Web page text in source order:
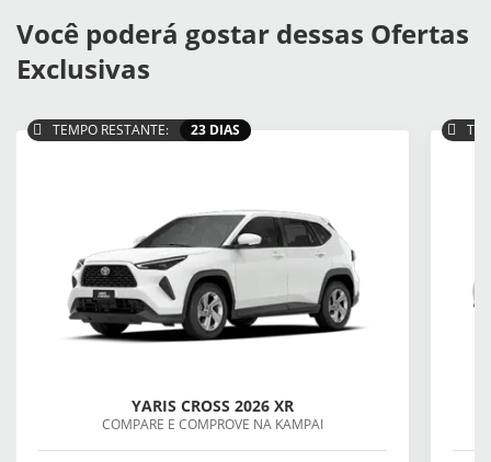
Você poderá gostar dessas Ofertas
Exclusivas
TEMPO RESTANTE: 23 DIAS
YARIS CROSS 2026 XR
COMPARE E COMPROVE NA KAMPAI